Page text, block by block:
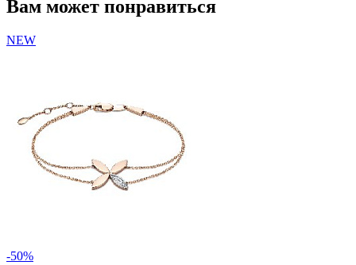
Вам может понравиться
NEW
-50%